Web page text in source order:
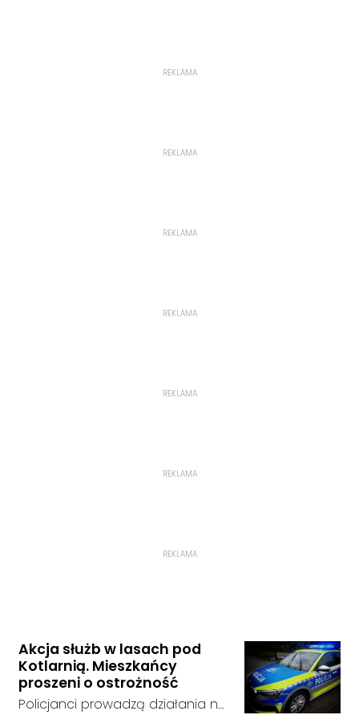
REKLAMA
REKLAMA
REKLAMA
REKLAMA
REKLAMA
REKLAMA
REKLAMA
Akcja służb w lasach pod
Kotlarnią. Mieszkańcy
proszeni o ostrożność
Policjanci prowadzą działania na